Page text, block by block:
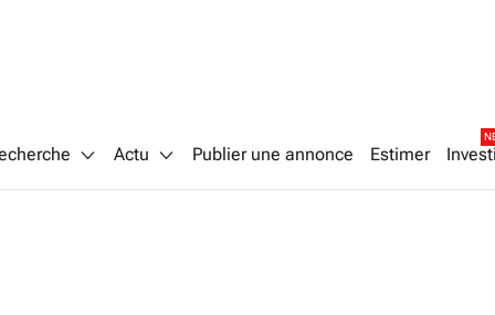
Actu Publier une annonce Estimer